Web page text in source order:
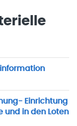
Einrichtung
und in den Loten